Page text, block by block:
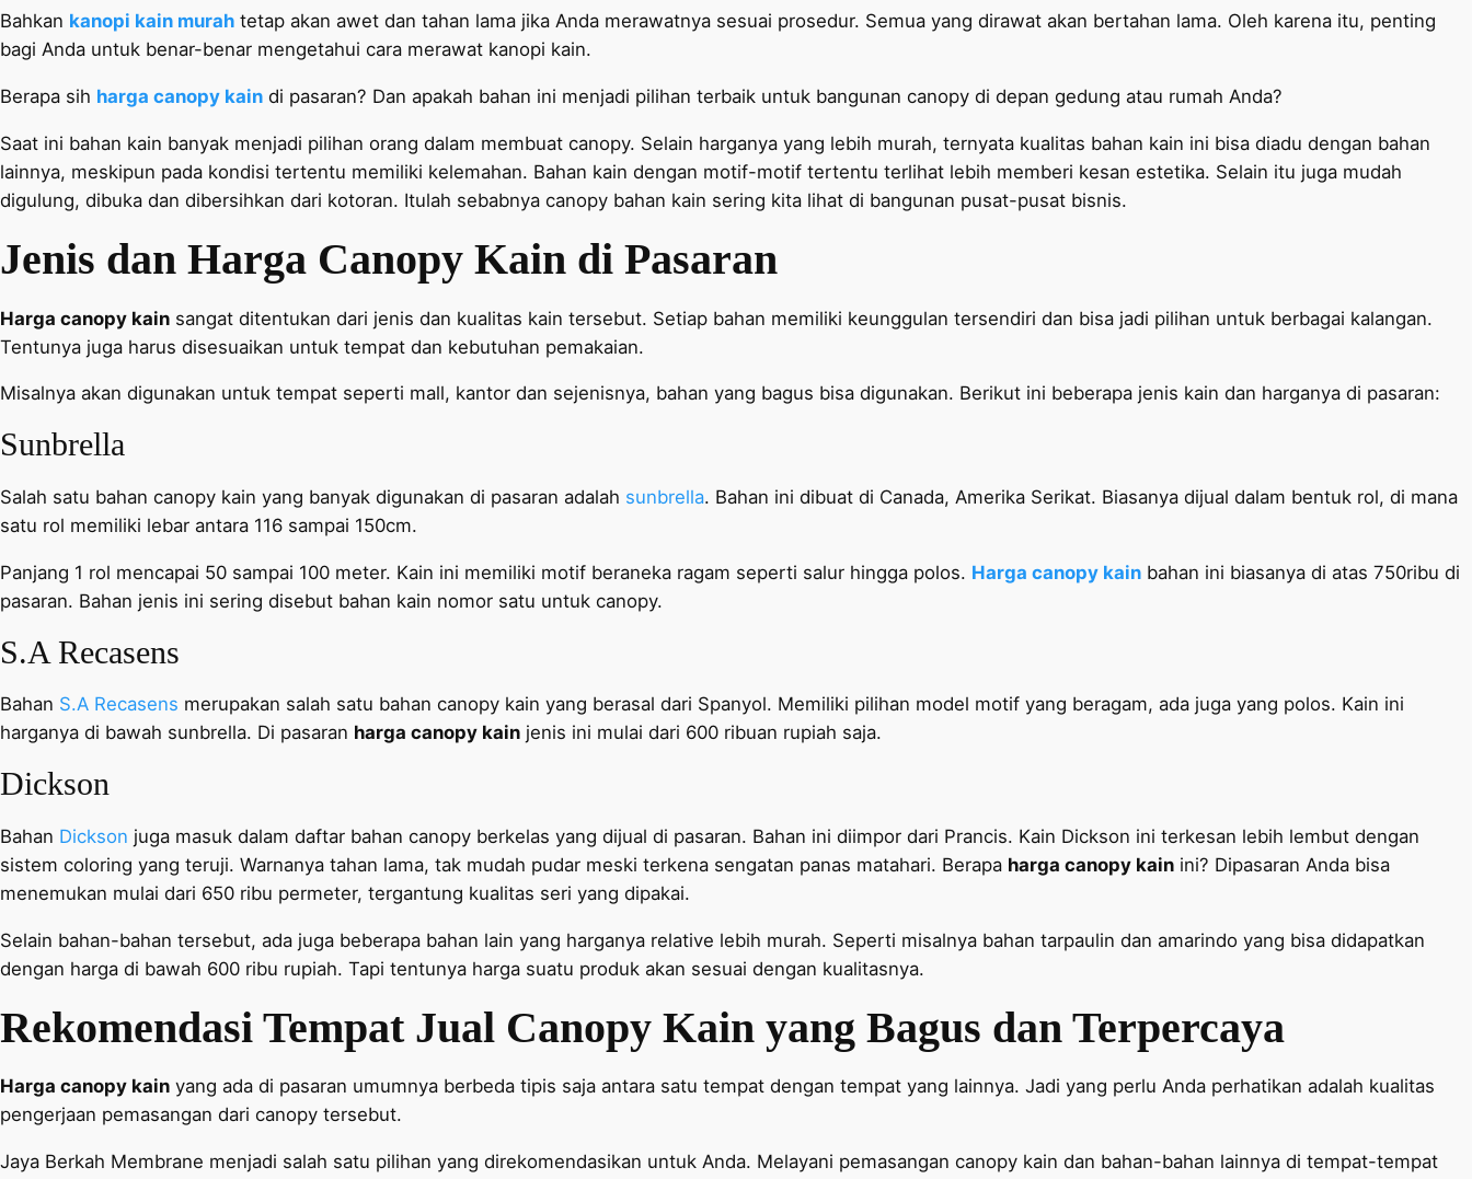
Bahkan kanopi kain murah tetap akan awet dan tahan lama jika Anda merawatnya sesuai prosedur. Semua yang dirawat akan bertahan lama. Oleh karena itu, penting
bagi Anda untuk benar-benar mengetahui cara merawat kanopi kain.
Berapa sih harga canopy kain di pasaran? Dan apakah bahan ini menjadi pilihan terbaik untuk bangunan canopy di depan gedung atau rumah Anda?
Saat ini bahan kain banyak menjadi pilihan orang dalam membuat canopy. Selain harganya yang lebih murah, ternyata kualitas bahan kain ini bisa diadu dengan bahan
lainnya, meskipun pada kondisi tertentu memiliki kelemahan. Bahan kain dengan motif-motif tertentu terlihat lebih memberi kesan estetika. Selain itu juga mudah
digulung, dibuka dan dibersihkan dari kotoran. Itulah sebabnya canopy bahan kain sering kita lihat di bangunan pusat-pusat bisnis.
Jenis dan Harga Canopy Kain di Pasaran
Harga canopy kain sangat ditentukan dari jenis dan kualitas kain tersebut. Setiap bahan memiliki keunggulan tersendiri dan bisa jadi pilihan untuk berbagai kalangan.
Tentunya juga harus disesuaikan untuk tempat dan kebutuhan pemakaian.
Misalnya akan digunakan untuk tempat seperti mall, kantor dan sejenisnya, bahan yang bagus bisa digunakan. Berikut ini beberapa jenis kain dan harganya di pasaran:
Sunbrella
Salah satu bahan canopy kain yang banyak digunakan di pasaran adalah sunbrella. Bahan ini dibuat di Canada, Amerika Serikat. Biasanya dijual dalam bentuk rol, di mana
satu rol memiliki lebar antara 116 sampai 150cm.
Panjang 1 rol mencapai 50 sampai 100 meter. Kain ini memiliki motif beraneka ragam seperti salur hingga polos. Harga canopy kain bahan ini biasanya di atas 750ribu di
pasaran. Bahan jenis ini sering disebut bahan kain nomor satu untuk canopy.
S.A Recasens
Bahan S.A Recasens merupakan salah satu bahan canopy kain yang berasal dari Spanyol. Memiliki pilihan model motif yang beragam, ada juga yang polos. Kain ini
harganya di bawah sunbrella. Di pasaran harga canopy kain jenis ini mulai dari 600 ribuan rupiah saja.
Dickson
Bahan Dickson juga masuk dalam daftar bahan canopy berkelas yang dijual di pasaran. Bahan ini diimpor dari Prancis. Kain Dickson ini terkesan lebih lembut dengan
sistem coloring yang teruji. Warnanya tahan lama, tak mudah pudar meski terkena sengatan panas matahari. Berapa harga canopy kain ini? Dipasaran Anda bisa
menemukan mulai dari 650 ribu permeter, tergantung kualitas seri yang dipakai.
Selain bahan-bahan tersebut, ada juga beberapa bahan lain yang harganya relative lebih murah. Seperti misalnya bahan tarpaulin dan amarindo yang bisa didapatkan
dengan harga di bawah 600 ribu rupiah. Tapi tentunya harga suatu produk akan sesuai dengan kualitasnya.
Rekomendasi Tempat Jual Canopy Kain yang Bagus dan Terpercaya
Harga canopy kain yang ada di pasaran umumnya berbeda tipis saja antara satu tempat dengan tempat yang lainnya. Jadi yang perlu Anda perhatikan adalah kualitas
pengerjaan pemasangan dari canopy tersebut.
Jaya Berkah Membrane menjadi salah satu pilihan yang direkomendasikan untuk Anda. Melayani pemasangan canopy kain dan bahan-bahan lainnya di tempat-tempat